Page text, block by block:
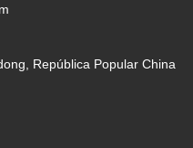
República Popular China